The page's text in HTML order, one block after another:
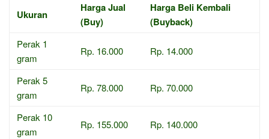
Ukuran
Harga Jual
(Buy)
Harga Beli Kembali
(Buyback)
Perak 1
gram
Rp. 16.000 Rp. 14.000
Perak 5
gram
Rp. 78.000 Rp. 70.000
Perak 10
gram
Rp. 155.000 Rp. 140.000